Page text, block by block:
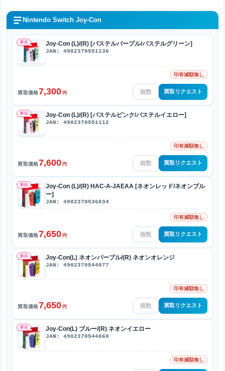
Nintendo Switch Joy-Con
新品 Joy-Con (L)/(R) [パステルパープル/パステルグリーン]
JAN: 4902370551136
印有減額無し
買取価格7,300 円 買取リクエスト
新品 Joy-Con (L)/(R) [パステルピンク/パステルイエロー]
JAN: 4902370551112
印有減額無し
買取価格7,600 円 買取リクエスト
新品
Joy-Con (L)/(R) HAC-A-JAEAA [ネオンレッド/ネオンブル
ー]
JAN: 4902370536034
印有減額無し
買取価格7,650 円 買取リクエスト
新品 Joy-Con(L) ネオンパープル/(R) ネオンオレンジ
JAN: 4902370544077
印有減額無し
買取価格7,650 円 買取リクエスト
新品 Joy-Con(L) ブルー/(R) ネオンイエロー
JAN: 4902370544060
印有減額無し